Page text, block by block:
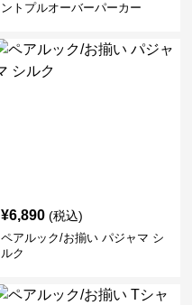
ントプルオーバーパーカー
¥6,890 (税込)
ペアルック/お揃い パジャマ シ
ルク